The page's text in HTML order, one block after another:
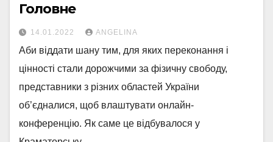
Головне
14.01.2022 ANGELINA
Аби віддати шану тим, для яких переконання і
цінності стали дорожчими за фізичну свободу,
представники з різних областей України
об’єдналися, щоб влаштувати онлайн-
конференцію. Як саме це відбувалося у